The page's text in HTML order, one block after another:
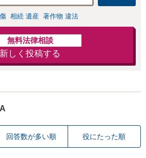
相続 遺産 著作物 違法
無料法律相談
新しく投稿する
回答数が多い順 役にたった順